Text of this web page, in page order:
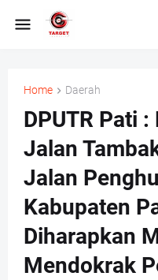
Home Daerah
DPUTR Pati
Jalan
Jalan
Kabupaten
Diharapkan
Mendokrak